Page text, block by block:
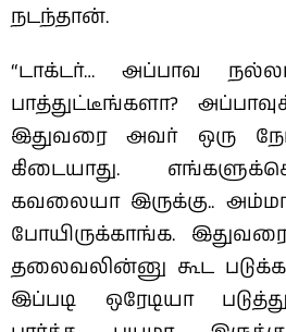
நடந்தான்.
“டாக்டர்… அப்பாவ
பாத்துட்டீங்களா?
இதுவரை அவர் ஒரு
கிடையாது.
கவலையா இருக்கு..
போயிருக்காங்க.
தலைவலின்னு கூட
இப்படி ஒரேடியா